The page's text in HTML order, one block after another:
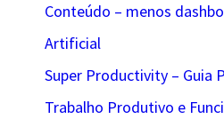
Conteúdo – menos
Artificial
Super Productivity – Guia
Trabalho Produtivo e